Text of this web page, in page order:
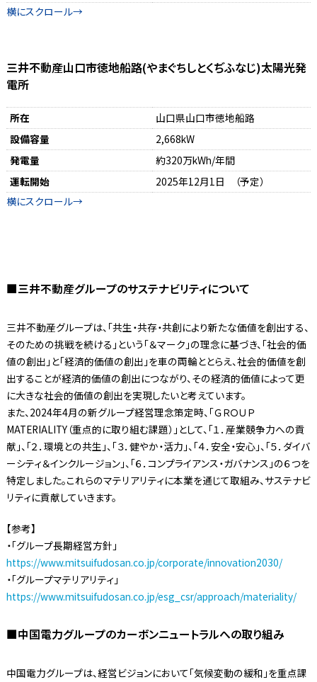
三井不動産山口市徳地船路(やまぐちしとくぢふなじ)太陽光発
電所
所在
山口県山口市徳地船路
設備容量
2,668kW
発電量
約320万kWh/年間
運転開始
2025年12月1日 （予定）
■三井不動産グループのサステナビリティについて
三井不動産グループは、「共生・共存・共創により新たな価値を創出する、
そのための挑戦を続ける」という「＆マーク」の理念に基づき、「社会的価
値の創出」と「経済的価値の創出」を車の両輪ととらえ、社会的価値を創
出することが経済的価値の創出につながり、その経済的価値によって更
に大きな社会的価値の創出を実現したいと考えています。
また、2024年4月の新グループ経営理念策定時、「ＧＲＯＵＰ
MATERIALITY（重点的に取り組む課題）」として、「１．産業競争力への貢
献」、「２．環境との共生」、「３．健やか・活力」、「４．安全・安心」、「５．ダイバ
ーシティ＆インクルージョン」、「６．コンプライアンス・ガバナンス」の６つを
特定しました。これらのマテリアリティに本業を通じて取組み、サステナビ
リティに貢献していきます。
【参考】
・「グループ長期経営方針」
https://www.mitsuifudosan.co.jp/corporate/innovation2030/
・「グループマテリアリティ」
https://www.mitsuifudosan.co.jp/esg_csr/approach/materiality/
■中国電力グループのカーボンニュートラルへの取り組み
中国電力グループは、経営ビジョンにおいて「気候変動の緩和」を重点課